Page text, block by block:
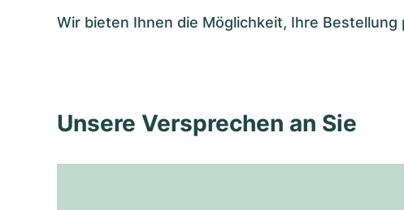
Wir bieten Ihnen die Möglichkeit, Ihre
Unsere Versprechen an Sie